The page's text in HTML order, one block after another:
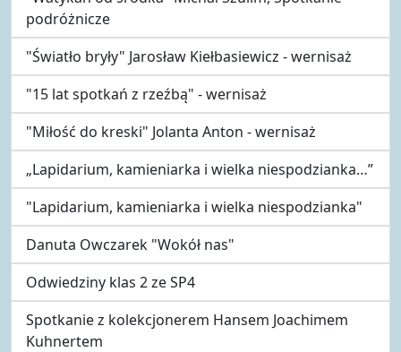
podróżnicze
"Światło bryły" Jarosław Kiełbasiewicz - wernisaż
"15 lat spotkań z rzeźbą" - wernisaż
"Miłość do kreski" Jolanta Anton - wernisaż
„Lapidarium, kamieniarka i wielka niespodzianka…”
"Lapidarium, kamieniarka i wielka niespodzianka"
Danuta Owczarek "Wokół nas"
Odwiedziny klas 2 ze SP4
Spotkanie z kolekcjonerem Hansem Joachimem
Kuhnertem